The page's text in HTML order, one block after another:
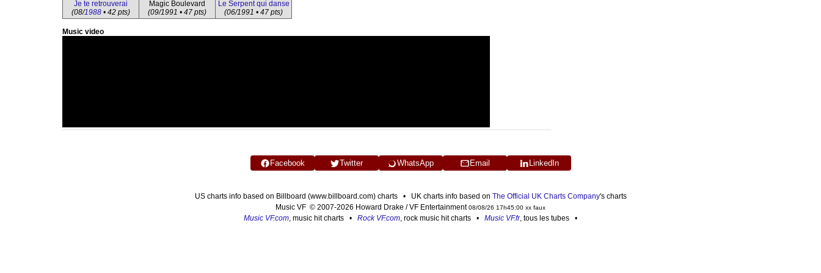
Je te retrouverai
(08/1988 • 42 pts)
Magic Boulevard
(09/1991 • 47 pts)
Le Serpent qui danse
(06/1991 • 47 pts)
Music video
Facebook Twitter WhatsApp Email LinkedIn
US charts info based on Billboard (www.billboard.com) charts • UK charts info based on The Official UK Charts Company's charts
Music VF © 2007-2026 Howard Drake / VF Entertainment08/08/26 17h45:00 xx faux
Music VF.com, music hit charts • Rock VF.com, rock music hit charts • Music VF.fr, tous les tubes •